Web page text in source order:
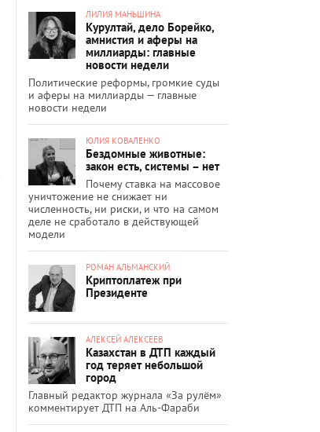
ЛИЛИЯ МАНЬШИНА
Курултай, дело Борейко,
амнистия и аферы на
миллиарды: главные
новости недели
Политические реформы, громкие суды
и аферы на миллиарды — главные
новости недели
ЮЛИЯ КОВАЛЕНКО
Бездомные животные:
закон есть, системы – нет
Почему ставка на массовое
уничтожение не снижает ни
численность, ни риски, и что на самом
деле не сработало в действующей
модели
РОМАН АЛЬМАНСКИЙ
Криптоплатеж при
Президенте
АЛЕКСЕЙ АЛЕКСЕЕВ
Казахстан в ДТП каждый
год теряет небольшой
город
Главный редактор журнала «За рулём»
комментирует ДТП на Аль-Фараби